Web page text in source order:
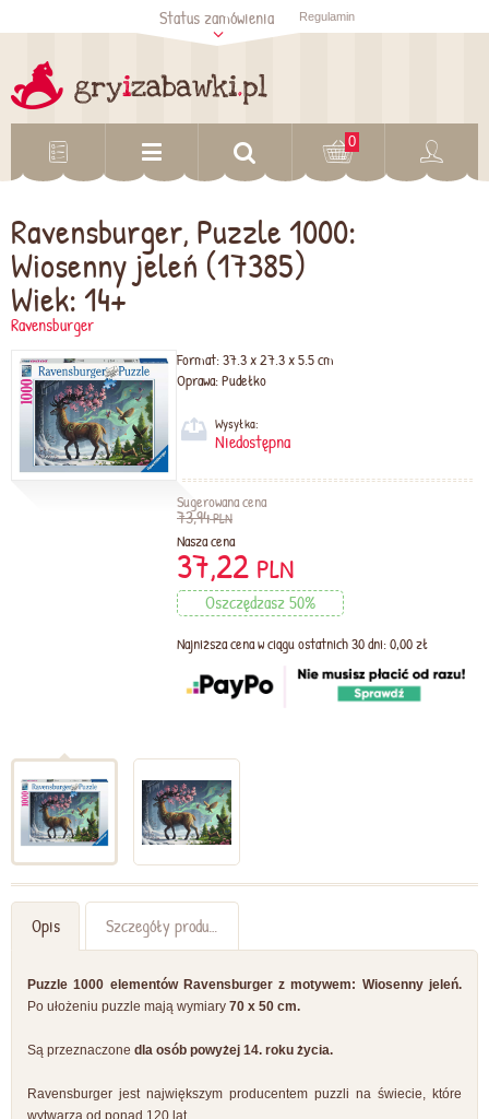
Sprawdź status
zamówienia
Status zamówienia Regulamin
0
Ravensburger, Puzzle 1000:
Wiosenny jeleń (17385)
Wiek: 14+
Ravensburger
Format:37.3 x 27.3 x 5.5 cm
Oprawa:Pudełko
Wysyłka:
Niedostępna
Sugerowana cena
73,94PLN
Nasza cena
37,22 PLN
Oszczędzasz 50%
Najniższa cena w ciągu ostatnich 30 dni: 0,00 zł
Opis Szczegóły produktu
Puzzle 1000 elementów Ravensburger z motywem: Wiosenny jeleń.
Po ułożeniu puzzle mają wymiary 70 x 50 cm.
Są przeznaczone dla osób powyżej 14. roku życia.
Ravensburger jest największym producentem puzzli na świecie, które